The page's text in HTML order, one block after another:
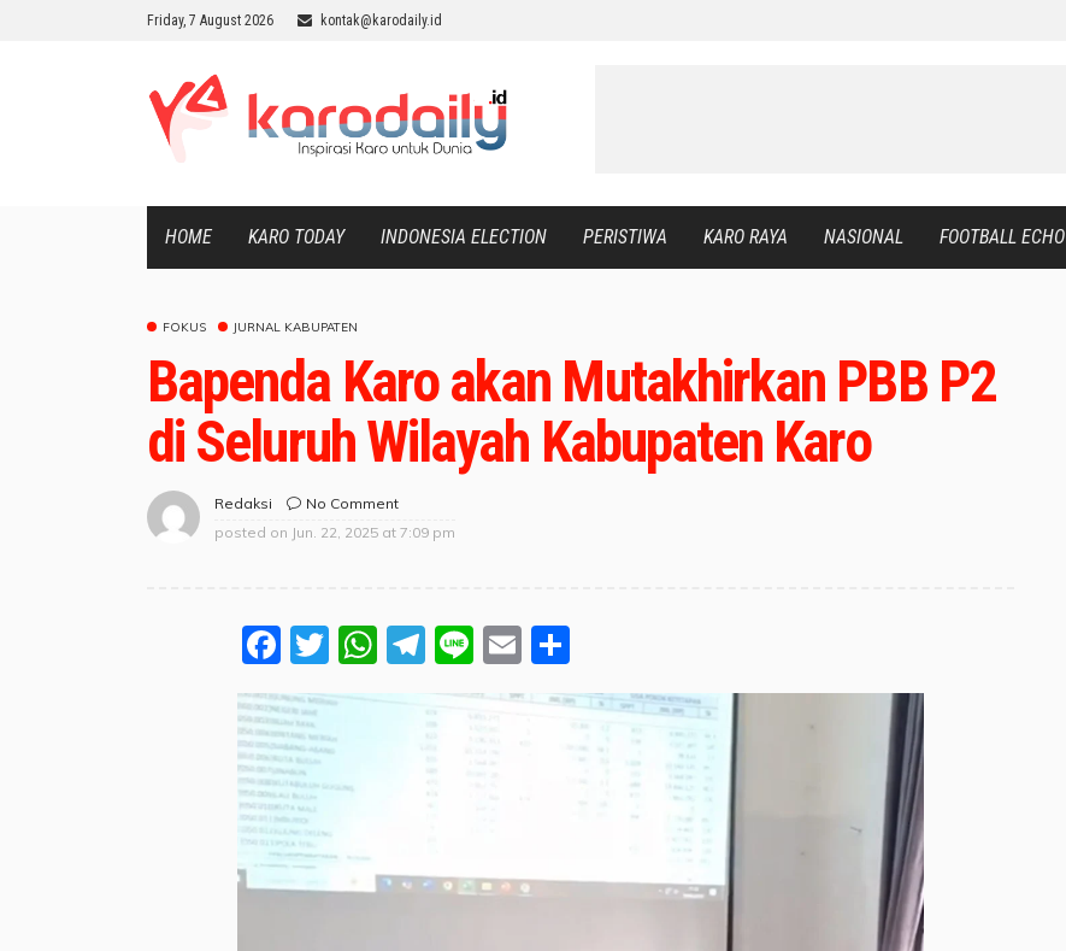
Friday, 7 August 2026 kontak@karodaily.id
HOME KARO TODAY INDONESIA ELECTION PERISTIWA KARO RAYA NASIONAL FOOTBALL ECHO
FOKUS JURNAL KABUPATEN
Bapenda Karo akan Mutakhirkan PBB P2
di Seluruh Wilayah Kabupaten Karo
Redaksi
No Comment
posted on Jun. 22, 2025 at 7:09 pm
Facebook
Twitter
WhatsApp
Telegram
LineEmail